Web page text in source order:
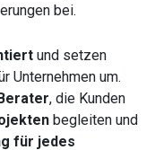
bei.
und setzen
Unternehmen um.
, die Kunden
begleiten und
für jedes